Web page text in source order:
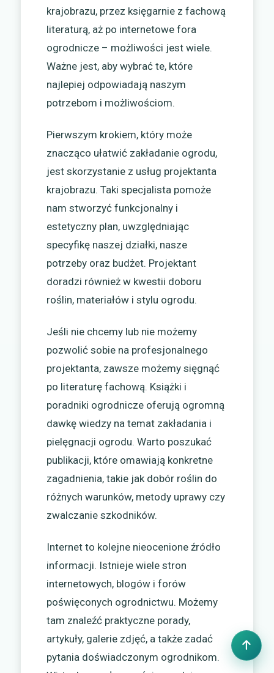
krajobrazu, przez księgarnie z fachową
literaturą, aż po internetowe fora
ogrodnicze – możliwości jest wiele.
Ważne jest, aby wybrać te, które
najlepiej odpowiadają naszym
potrzebom i możliwościom.
Pierwszym krokiem, który może
znacząco ułatwić zakładanie ogrodu,
jest skorzystanie z usług projektanta
krajobrazu. Taki specjalista pomoże
nam stworzyć funkcjonalny i
estetyczny plan, uwzględniając
specyfikę naszej działki, nasze
potrzeby oraz budżet. Projektant
doradzi również w kwestii doboru
roślin, materiałów i stylu ogrodu.
Jeśli nie chcemy lub nie możemy
pozwolić sobie na profesjonalnego
projektanta, zawsze możemy sięgnąć
po literaturę fachową. Książki i
poradniki ogrodnicze oferują ogromną
dawkę wiedzy na temat zakładania i
pielęgnacji ogrodu. Warto poszukać
publikacji, które omawiają konkretne
zagadnienia, takie jak dobór roślin do
różnych warunków, metody uprawy czy
zwalczanie szkodników.
Internet to kolejne nieocenione źródło
informacji. Istnieje wiele stron
internetowych, blogów i forów
poświęconych ogrodnictwu. Możemy
tam znaleźć praktyczne porady,
artykuły, galerie zdjęć, a także zadać
pytania doświadczonym ogrodnikom.